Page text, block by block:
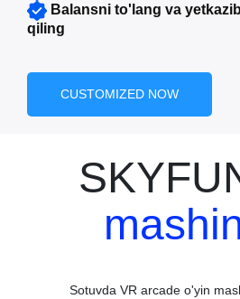
Balansni to'lang va
qiling
CUSTOMIZED NOW
Sotuvda VR arcade o'yin